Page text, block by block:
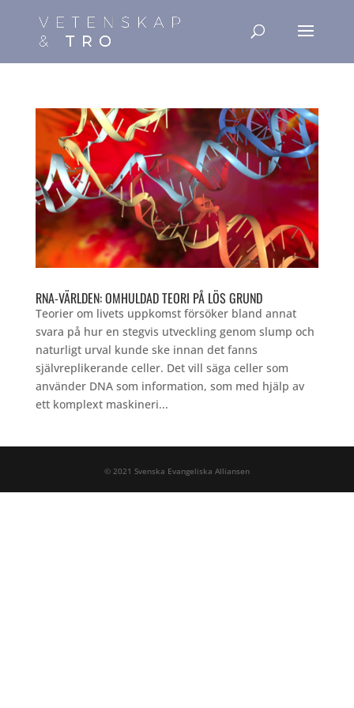
RNA-VÄRLDEN: OMHULDAD TEORI PÅ LÖS GRUND
Teorier om livets uppkomst försöker bland annat
svara på hur en stegvis utveckling genom slump och
naturligt urval kunde ske innan det fanns
självreplikerande celler. Det vill säga celler som
använder DNA som information, som med hjälp av
ett komplext maskineri...
© 2021 Svenska Evangeliska Alliansen